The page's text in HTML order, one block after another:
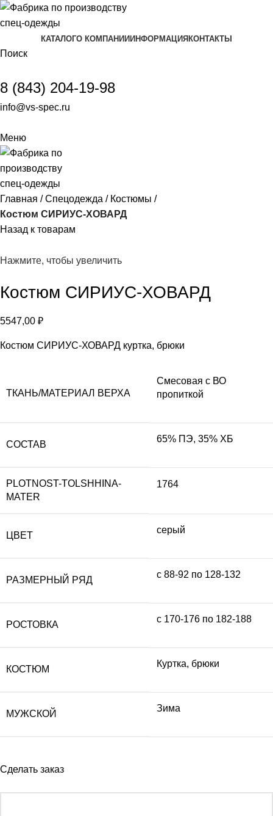
КАТАЛОГО КОМПАНИИ ИНФОРМАЦИЯ КОНТАКТЫ
Поиск
8 (843) 204-19-98
info@vs-spec.ru
Меню
Главная Спецодежда
Костюмы
Костюм СИРИУС-ХОВАРД
Назад к товарам
Нажмите, чтобы увеличить
Костюм СИРИУС-ХОВАРД
5547,00 ₽
Костюм СИРИУС-ХОВАРД куртка, брюки
ТКАНЬ/МАТЕРИАЛ ВЕРХА
Смесовая с ВО
пропиткой
СОСТАВ
65% ПЭ, 35% ХБ
PLOTNOST-TOLSHHINA-
MATER
1764
ЦВЕТ
серый
РАЗМЕРНЫЙ РЯД
с 88-92 по 128-132
РОСТОВКА
с 170-176 по 182-188
КОСТЮМ
Куртка, брюки
МУЖСКОЙ
Зима
Сделать заказ